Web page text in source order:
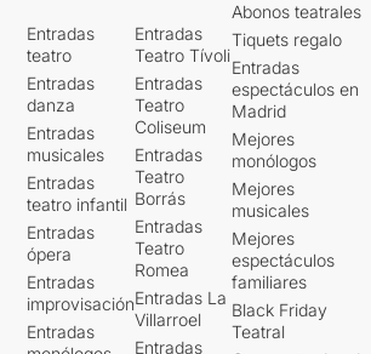
Entradas
teatro
Entradas
danza
Entradas
musicales
Entradas
teatro infantil
Entradas
ópera
Entradas
improvisación
Entradas
Entradas
Teatro Tívoli
Entradas
Teatro
Coliseum
Entradas
Teatro
Borrás
Entradas
Teatro
Romea
Entradas La
Villarroel
Entradas
Abonos teatrales
Tiquets regalo
Entradas
espectáculos en
Madrid
Mejores
monólogos
Mejores
musicales
Mejores
espectáculos
familiares
Black Friday
Teatral